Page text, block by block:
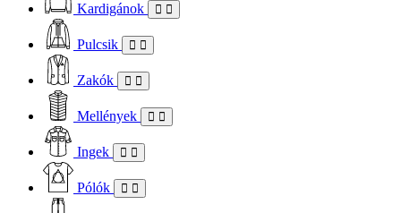
Kardigánok
Pulcsik
Zakók
Mellények
Ingek
Pólók